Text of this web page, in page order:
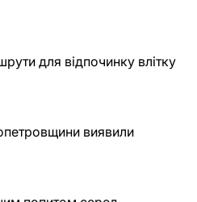
для відпочинку влітку
виявили